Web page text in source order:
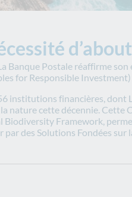
Banque Postale réaffirme
for Responsible
institutions financières, dont
nature cette décennie.
Framework,
des Solutions Fondées